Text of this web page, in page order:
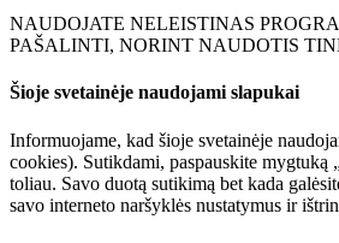
NAUDOJATE NELEISTINAS
PAŠALINTI, NORINT NAUDOTIS
Šioje svetainėje naudojami slapukai
Informuojame, kad šioje svetainėje
cookies). Sutikdami, paspauskite mygtuką
toliau. Savo duotą sutikimą bet kada
savo interneto naršyklės nustatymus ir